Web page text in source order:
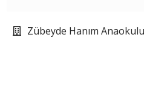
Zübeyde Hanım Anaokulu